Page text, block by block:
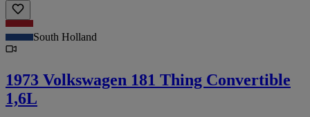
South Holland
1973 Volkswagen 181 Thing Convertible
1,6L